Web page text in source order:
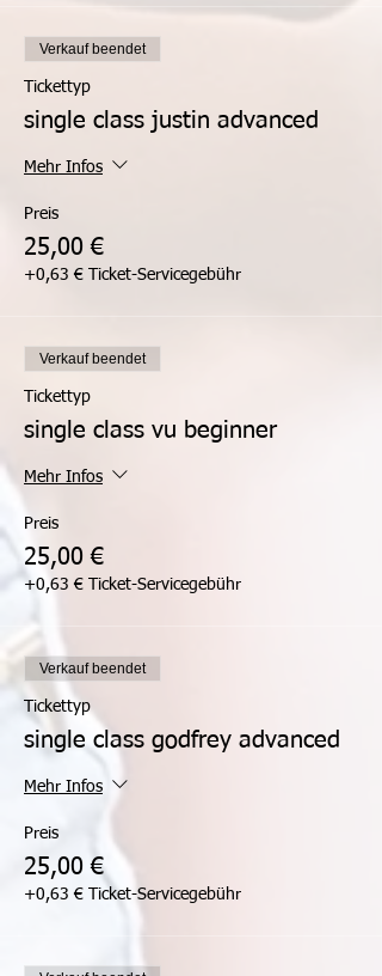
Verkauf beendet
Tickettyp
single class justin advanced
Mehr Infos
Preis
25,00 €
+0,63 € Ticket-Servicegebühr
Verkauf beendet
Tickettyp
single class vu beginner
Mehr Infos
Preis
25,00 €
+0,63 € Ticket-Servicegebühr
Verkauf beendet
Tickettyp
single class godfrey advanced
Mehr Infos
Preis
25,00 €
+0,63 € Ticket-Servicegebühr